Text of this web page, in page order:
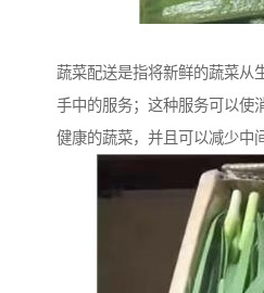
蔬菜配送是指将新鲜的蔬菜从
手中的服务；这种服务可以使
健康的蔬菜，并且可以减少中